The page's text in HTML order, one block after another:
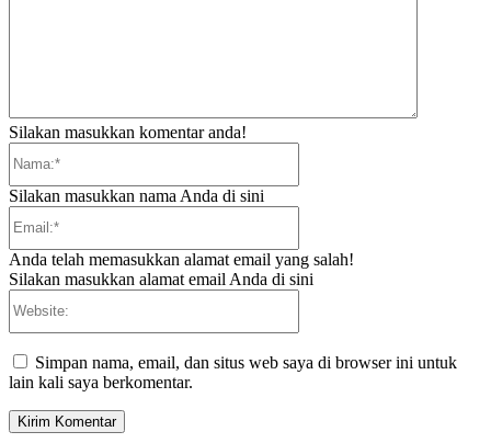
Silakan masukkan komentar anda!
Silakan masukkan nama Anda di sini
Anda telah memasukkan alamat email yang salah!
Silakan masukkan alamat email Anda di sini
Simpan nama, email, dan situs web saya di browser ini untuk
lain kali saya berkomentar.